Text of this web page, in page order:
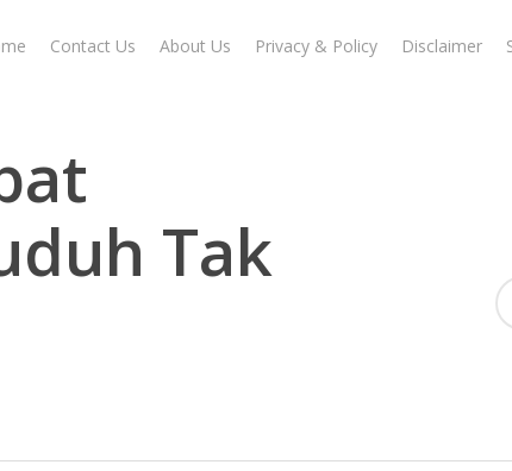
Contact Us About Us Privacy & Policy Disclaimer
Tak